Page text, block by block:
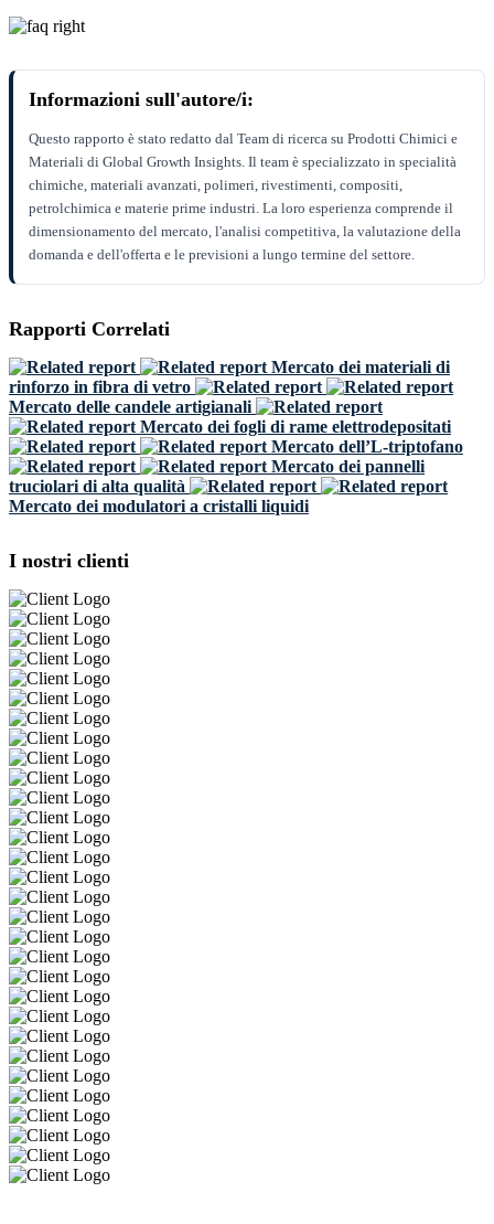
Informazioni sull'autore/i:
Questo rapporto è stato redatto dal Team di ricerca su Prodotti Chimici e
Materiali di Global Growth Insights. Il team è specializzato in specialità
chimiche, materiali avanzati, polimeri, rivestimenti, compositi,
petrolchimica e materie prime industri. La loro esperienza comprende il
dimensionamento del mercato, l'analisi competitiva, la valutazione della
domanda e dell'offerta e le previsioni a lungo termine del settore.
Rapporti Correlati
Mercato dei materiali di
rinforzo in fibra di vetro
Mercato delle candele artigianali
Mercato dei fogli di rame elettrodepositati
Mercato dell’L-triptofano
Mercato dei pannelli
truciolari di alta qualità
Mercato dei modulatori a cristalli liquidi
I nostri clienti